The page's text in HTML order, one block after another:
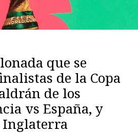
que se
de la Copa
de los
vs España, y